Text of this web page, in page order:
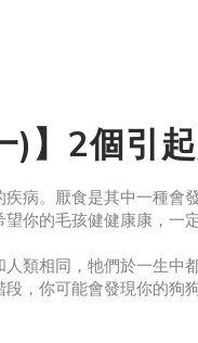
果經醫生診斷由疾
)】2個引
病。厭食是其中一種會
你的毛孩健健康康，一
類相同，牠們於一生中
，你可能會發現你的狗